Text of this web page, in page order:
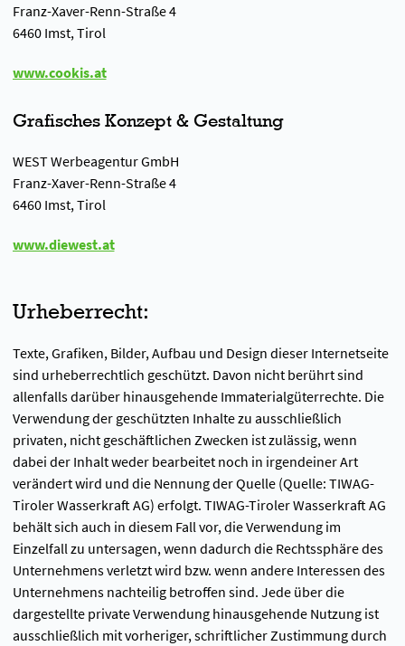
Franz-Xaver-Renn-Straße 4
6460 Imst, Tirol
www.cookis.at
Grafisches Konzept & Gestaltung
WEST Werbeagentur GmbH
Franz-Xaver-Renn-Straße 4
6460 Imst, Tirol
www.diewest.at
Urheberrecht:
Texte, Grafiken, Bilder, Aufbau und Design dieser Internetseite
sind urheberrechtlich geschützt. Davon nicht berührt sind
allenfalls darüber hinausgehende Immaterialgüterrechte. Die
Verwendung der geschützten Inhalte zu ausschließlich
privaten, nicht geschäftlichen Zwecken ist zulässig, wenn
dabei der Inhalt weder bearbeitet noch in irgendeiner Art
verändert wird und die Nennung der Quelle (Quelle: TIWAG-
Tiroler Wasserkraft AG) erfolgt. TIWAG-Tiroler Wasserkraft AG
behält sich auch in diesem Fall vor, die Verwendung im
Einzelfall zu untersagen, wenn dadurch die Rechtssphäre des
Unternehmens verletzt wird bzw. wenn andere Interessen des
Unternehmens nachteilig betroffen sind. Jede über die
dargestellte private Verwendung hinausgehende Nutzung ist
ausschließlich mit vorheriger, schriftlicher Zustimmung durch